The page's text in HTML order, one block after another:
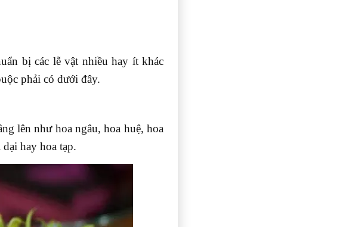
bị các lễ vật nhiều hay ít khác
phải có dưới đây.
lên như hoa ngâu, hoa huệ, hoa
hay hoa tạp.